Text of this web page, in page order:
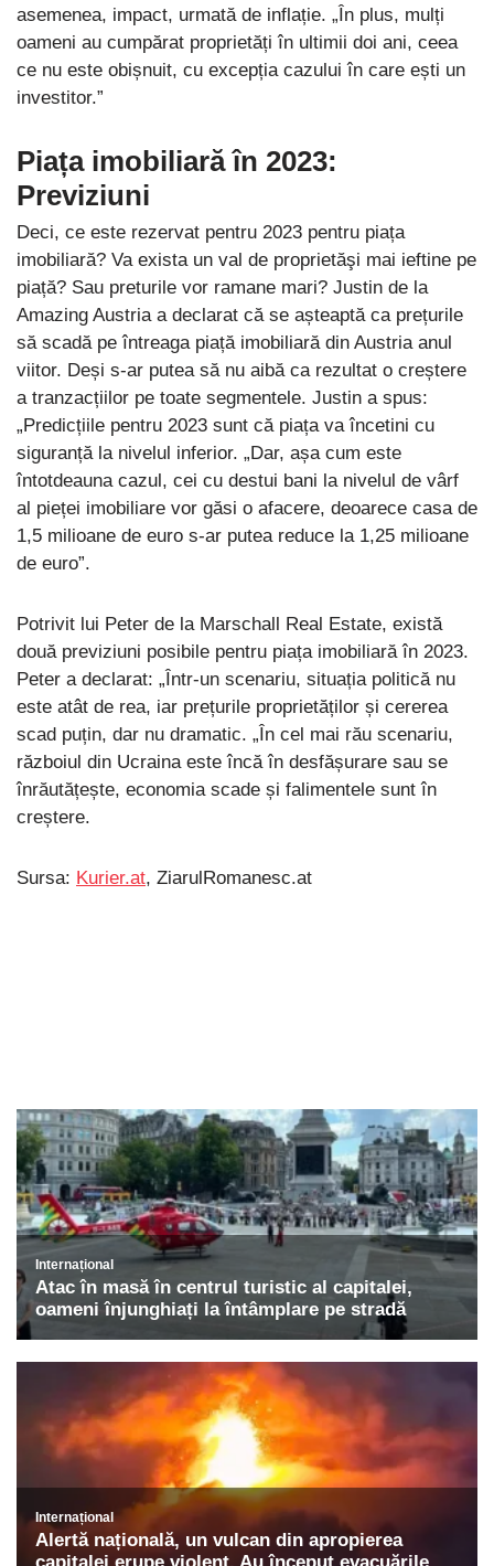
asemenea, impact, urmată de inflație. „În plus, mulți
oameni au cumpărat proprietăți în ultimii doi ani, ceea
ce nu este obișnuit, cu excepția cazului în care ești un
investitor.”
Piața imobiliară în 2023:
Previziuni
Deci, ce este rezervat pentru 2023 pentru piața
imobiliară? Va exista un val de proprietăşi mai ieftine pe
piață? Sau preturile vor ramane mari? Justin de la
Amazing Austria a declarat că se așteaptă ca prețurile
să scadă pe întreaga piață imobiliară din Austria anul
viitor. Deși s-ar putea să nu aibă ca rezultat o creștere
a tranzacțiilor pe toate segmentele. Justin a spus:
„Predicțiile pentru 2023 sunt că piața va încetini cu
siguranță la nivelul inferior. „Dar, așa cum este
întotdeauna cazul, cei cu destui bani la nivelul de vârf
al pieței imobiliare vor găsi o afacere, deoarece casa de
1,5 milioane de euro s-ar putea reduce la 1,25 milioane
de euro”.
Potrivit lui Peter de la Marschall Real Estate, există
două previziuni posibile pentru piața imobiliară în 2023.
Peter a declarat: „Într-un scenariu, situația politică nu
este atât de rea, iar prețurile proprietăților și cererea
scad puțin, dar nu dramatic. „În cel mai rău scenariu,
războiul din Ucraina este încă în desfășurare sau se
înrăutățește, economia scade și falimentele sunt în
creștere.
Sursa: Kurier.at, ZiarulRomanesc.at